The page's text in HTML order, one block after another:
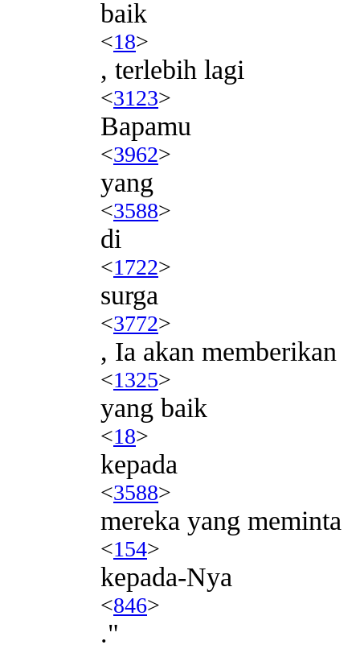
baik
<18>
, terlebih lagi
<3123>
Bapamu
<3962>
yang
<3588>
di
<1722>
surga
<3772>
, Ia akan memberikan
<1325>
yang baik
<18>
kepada
<3588>
mereka yang meminta
<154>
kepada-Nya
<846>
."